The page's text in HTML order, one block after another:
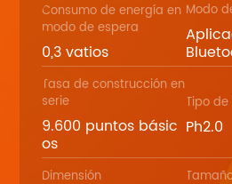
Consumo de energía en
modo de espera
0,3 vatios
Modo
Tasa de construcción en
serie
9.600 puntos básic
os
Tipo
Ph2.0
Dimensión